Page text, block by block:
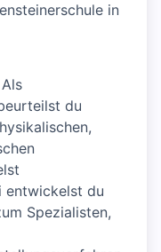
in
Als
du
entwickelst du
Spezialisten,